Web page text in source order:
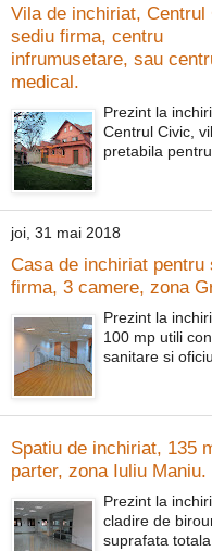
Vila de inchiriat, Centrul
sediu firma, centru
infrumusetare, sau
medical.
Prezint la
Centrul Civic,
pretabila
joi, 31 mai 2018
Casa de inchiriat pentru
firma, 3 camere, zona
Prezint la
100 mp utili
sanitare si
Spatiu de inchiriat, 135
parter, zona Iuliu Maniu.
Prezint la
cladire de
suprafata